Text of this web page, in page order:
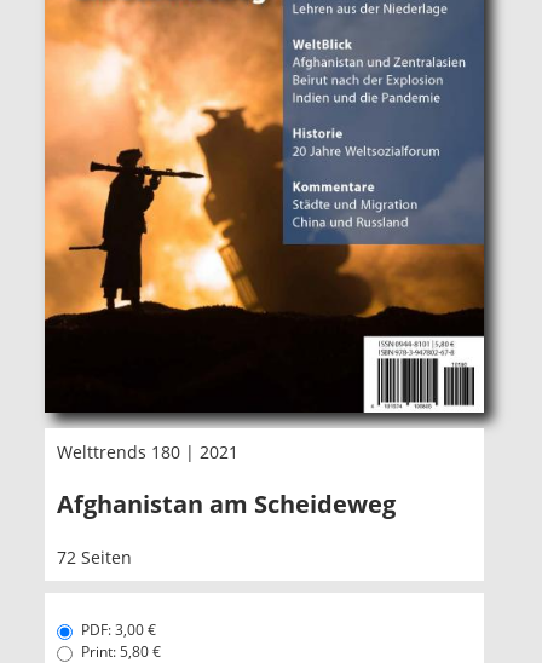
Welttrends 180 | 2021
Afghanistan am Scheideweg
72 Seiten
PDF: 3,00 €
Print: 5,80 €